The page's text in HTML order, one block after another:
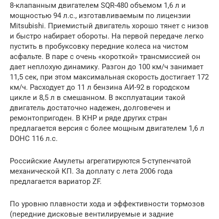
8-клапанным двигателем SQR-480 объемом 1,6 л и
мощностью 94 л.с., изготавливаемым по лицензии
Mitsubishi. Приемистый двигатель хорошо тянет с низов
и быстро набирает обороты. На первой передаче легко
пустить в пробуксовку передние колеса на чистом
асфальте. В паре с очень «короткой» трансмиссией он
дает неплохую динамику. Разгон до 100 км/ч занимает
11,5 сек, при этом максимальная скорость достигает 172
км/ч. Расходует до 11 л бензина АИ-92 в городском
цикле и 8,5 л в смешанном. В эксплуатации такой
двигатель достаточно надежен, долговечен и
ремонтопригоден. В КНР и ряде других стран
предлагается версия с более мощным двигателем 1,6 л
DOHC 116 л.с.
Российские Амулеты агрегатируются 5-ступенчатой
механической КП. За доплату с лета 2006 года
предлагается вариатор ZF.
По уровню плавности хода и эффективности тормозов
(передние дисковые вентилируемые и задние